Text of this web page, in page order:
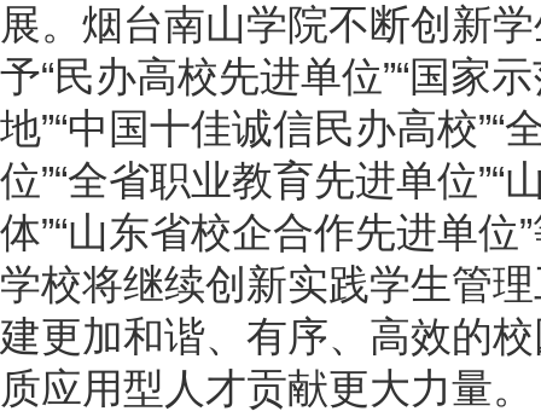
展。烟台南山学院不断创新
予“民办高校先进单位”“国家
地”“中国十佳诚信民办高校”“
位”“全省职业教育先进单位
体”“山东省校企合作先进单
学校将继续创新实践学生管
建更加和谐、有序、高效的
质应用型人才贡献更大力量。